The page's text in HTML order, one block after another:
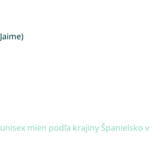
mien podľa krajiny Španielsko v